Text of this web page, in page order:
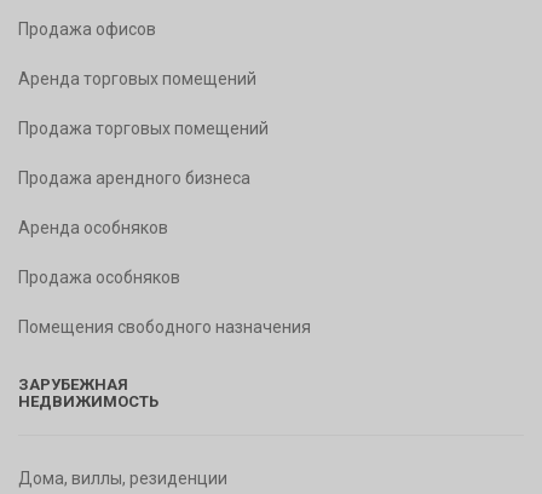
Продажа офисов
Аренда торговых помещений
Продажа торговых помещений
Продажа арендного бизнеса
Аренда особняков
Продажа особняков
Помещения свободного назначения
ЗАРУБЕЖНАЯ
НЕДВИЖИМОСТЬ
Дома, виллы, резиденции